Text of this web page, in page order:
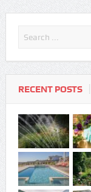
RECENT POSTS